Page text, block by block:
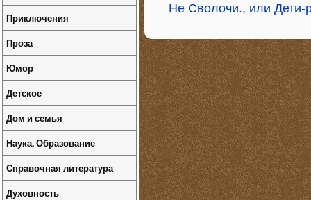
Не Сволочи., или Дети-
Приключения
Проза
Юмор
Детское
Дом и семья
Наука, Образование
Справочная литература
Духовность